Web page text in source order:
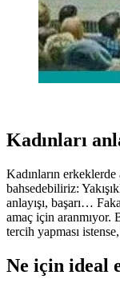
Kadınları
Kadınların
bahsedebiliriz:
anlayışı, başarı…
amaç için aranmıyor.
tercih yapması
Ne için ideal